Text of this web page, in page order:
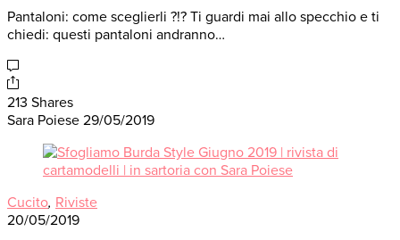
Pantaloni: come sceglierli ?!? Ti guardi mai allo specchio e ti
chiedi: questi pantaloni andranno…
213 Shares
Sara Poiese 29/05/2019
Cucito, Riviste
20/05/2019